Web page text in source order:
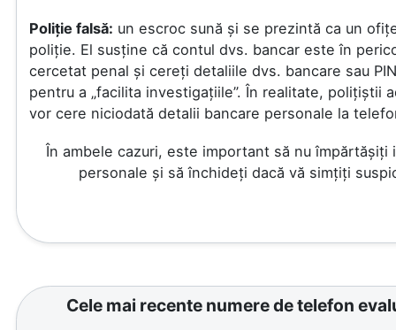
Poliție falsă: un escroc sună și se prezintă ca un
poliție. El susține că contul dvs. bancar este în
cercetat penal și cereți detaliile dvs. bancare sau
pentru a „facilita investigațiile”. În realitate, polițiștii
vor cere niciodată detalii bancare personale la
În ambele cazuri, este important să nu împărtășiți
personale și să închideți dacă vă simțiți
Cele mai recente numere de telefon